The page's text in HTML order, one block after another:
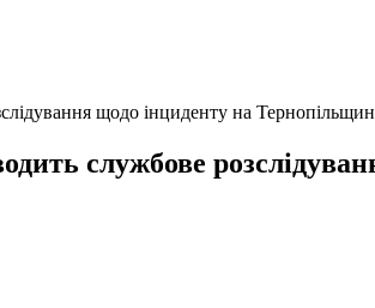
щодо інциденту на
службове